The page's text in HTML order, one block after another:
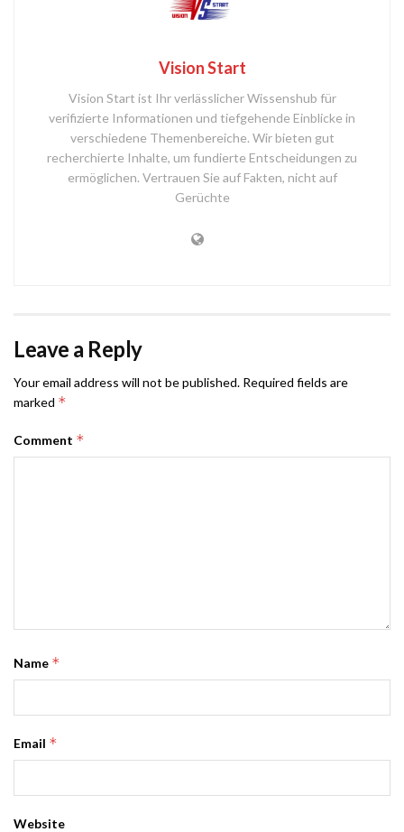
Vision Start
Vision Start ist Ihr verlässlicher Wissenshub für
verifizierte Informationen und tiefgehende Einblicke in
verschiedene Themenbereiche. Wir bieten gut
recherchierte Inhalte, um fundierte Entscheidungen zu
ermöglichen. Vertrauen Sie auf Fakten, nicht auf
Gerüchte
Leave a Reply
Your email address will not be published. Required fields are
marked *
Comment *
Name *
Email *
Website